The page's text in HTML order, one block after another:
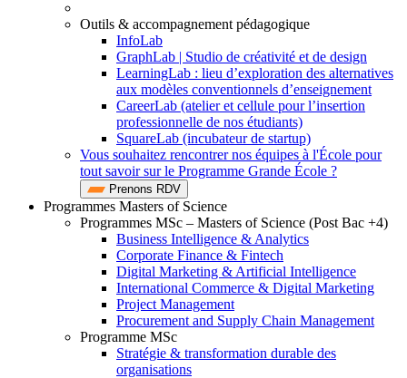
Outils & accompagnement pédagogique
InfoLab
GraphLab | Studio de créativité et de design
LearningLab : lieu d’exploration des alternatives
aux modèles conventionnels d’enseignement
CareerLab (atelier et cellule pour l’insertion
professionnelle de nos étudiants)
SquareLab (incubateur de startup)
Vous souhaitez rencontrer nos équipes à l'École pour
tout savoir sur le Programme Grande École ?
Prenons RDV
Programmes Masters of Science
Programmes MSc – Masters of Science (Post Bac +4)
Business Intelligence & Analytics
Corporate Finance & Fintech
Digital Marketing & Artificial Intelligence
International Commerce & Digital Marketing
Project Management
Procurement and Supply Chain Management
Programme MSc
Stratégie & transformation durable des
organisations